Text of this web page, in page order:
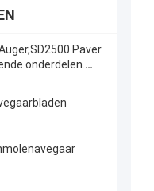
Paver
onderdelen.